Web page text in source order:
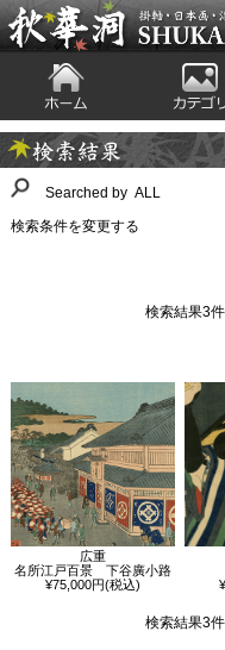
秋華洞 SHUKADO 掛軸・日本画
ホーム カテゴ
検索結果
Searched by ALL
検索条件を変更する
検索結果3
広重
名所江戸百景 下谷廣小路
¥75,000円(税込)
検索結果3